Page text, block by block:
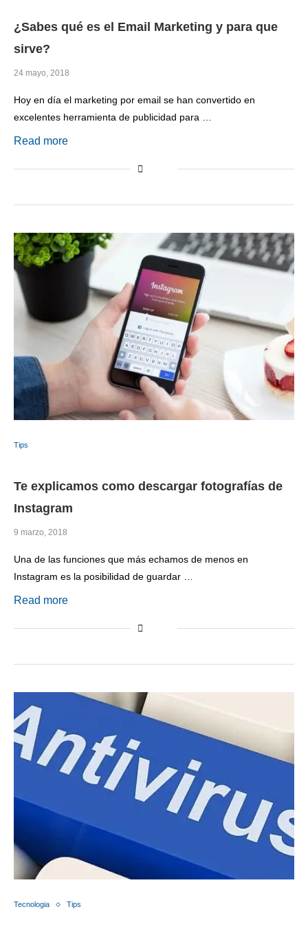
¿Sabes qué es el Email Marketing y para que
sirve?
24 mayo, 2018
Hoy en día el marketing por email se han convertido en
excelentes herramienta de publicidad para …
Read more
Tips
Te explicamos como descargar fotografías de
Instagram
9 marzo, 2018
Una de las funciones que más echamos de menos en
Instagram es la posibilidad de guardar …
Read more
Tecnologia Tips